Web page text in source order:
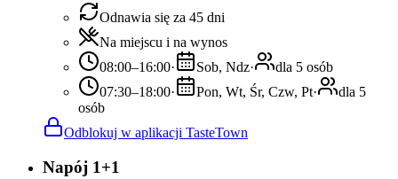
Odnawia się za 45 dni
Na miejscu i na wynos
08:00–16:00· Sob, Ndz·
dla 5 osób
07:30–18:00· Pon, Wt, Śr, Czw, Pt·
dla 5
osób
Odblokuj w aplikacji TasteTown
Napój 1+1